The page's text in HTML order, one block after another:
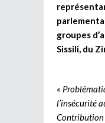
groupes
Sissili, du
«
l’insécurité
Contribution